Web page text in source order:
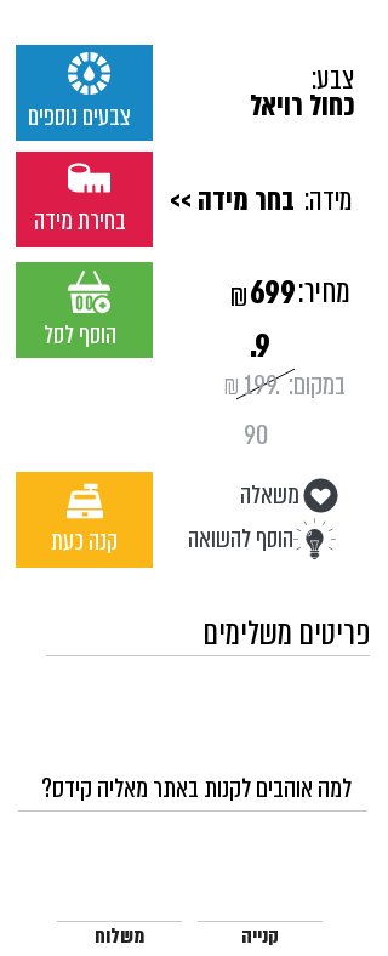
כחול רויאל
צבע:
צבעים נוספים
בחירת מידה בחר מידה >> מידה:
הוסף לסל
₪199.
90
במקום:
₪699
.9
מחיר:
קנה כעת הוסף להשואה
משאלה
פריטים משלימים
למה אוהבים לקנות באתר מאליה קידס?
משלוח
קנייה